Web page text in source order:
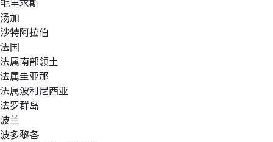
毛里求斯
汤加
沙特阿拉伯
法国
法属南部领土
法属圭亚那
法属波利尼西亚
法罗群岛
波兰
波多黎各